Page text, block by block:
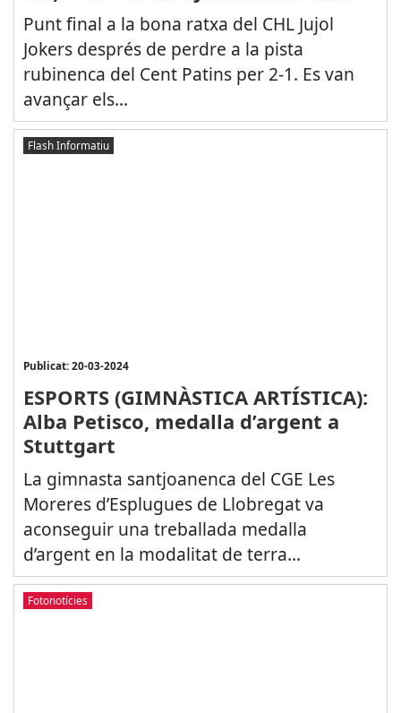
Punt final a la bona ratxa del CHL Jujol
Jokers després de perdre a la pista
rubinenca del Cent Patins per 2-1. Es van
avançar els...
Flash Informatiu
Publicat: 20-03-2024
ESPORTS (GIMNÀSTICA ARTÍSTICA):
Alba Petisco, medalla d’argent a
Stuttgart
La gimnasta santjoanenca del CGE Les
Moreres d’Esplugues de Llobregat va
aconseguir una treballada medalla
d’argent en la modalitat de terra...
Fotonotícies